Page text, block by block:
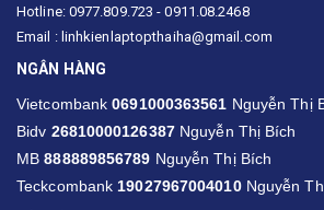
Hotline: 0977.809.723 - 0911.08.2468
Email : linhkienlaptopthaiha@gmail.com
NGÂN HÀNG
Vietcombank0691000363561 Nguyễn Thị
Bidv 26810000126387Nguyễn Thị Bích
MB888889856789 Nguyễn Thị Bích
Teckcombank 19027967004010Nguyễn